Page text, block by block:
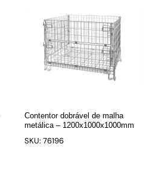
Contentor dobrável de malha
metálica – 1200x1000x1000mm
SKU: 76196